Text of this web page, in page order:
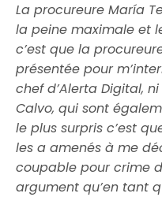
La procureure María
la peine maximale et
c’est que la
présentée pour
chef d’Alerta Digital,
Calvo, qui sont
le plus surpris c’est
les a amenés à me
coupable pour crime
argument qu’en tant